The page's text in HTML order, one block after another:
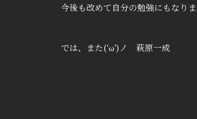
今後も改めて自分の勉強にもなり
では、また(‘ω’)ノ 萩原一成